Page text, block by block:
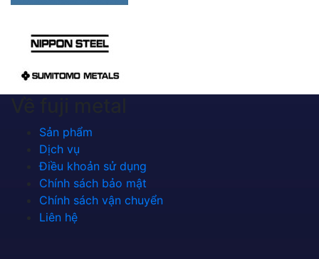
Sản phẩm
Dịch vụ
Điều khoản sử dụng
Chính sách bảo mật
Chính sách vận chuyển
Liên hệ